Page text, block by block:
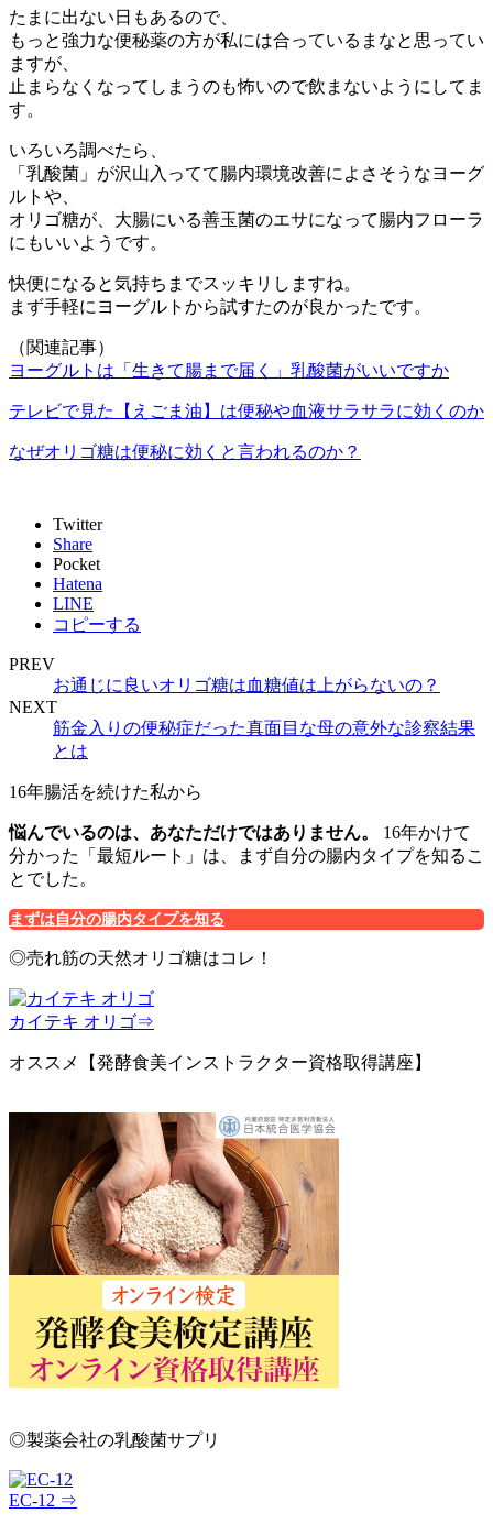
たまに出ない日もあるので、
もっと強力な便秘薬の方が私には合っているまなと思ってい
ますが、
止まらなくなってしまうのも怖いので飲まないようにしてま
す。
いろいろ調べたら、
「乳酸菌」が沢山入ってて腸内環境改善によさそうなヨーグ
ルトや、
オリゴ糖が、大腸にいる善玉菌のエサになって腸内フローラ
にもいいようです。
快便になると気持ちまでスッキリしますね。
まず手軽にヨーグルトから試すたのが良かったです。
（関連記事）
ヨーグルトは「生きて腸まで届く」乳酸菌がいいですか
テレビで見た【えごま油】は便秘や血液サラサラに効くのか
なぜオリゴ糖は便秘に効くと言われるのか？
Twitter
Share
Pocket
Hatena
LINE
コピーする
PREV
お通じに良いオリゴ糖は血糖値は上がらないの？
NEXT
筋金入りの便秘症だった真面目な母の意外な診察結果
とは
16年腸活を続けた私から
悩んでいるのは、あなただけではありません。
16年かけて
分かった「最短ルート」は、まず自分の腸内タイプを知るこ
とでした。
まずは自分の腸内タイプを知る
◎売れ筋の天然オリゴ糖はコレ！
カイテキ オリゴ⇒
オススメ【発酵食美インストラクター資格取得講座】
◎製薬会社の乳酸菌サプリ
EC-12 ⇒